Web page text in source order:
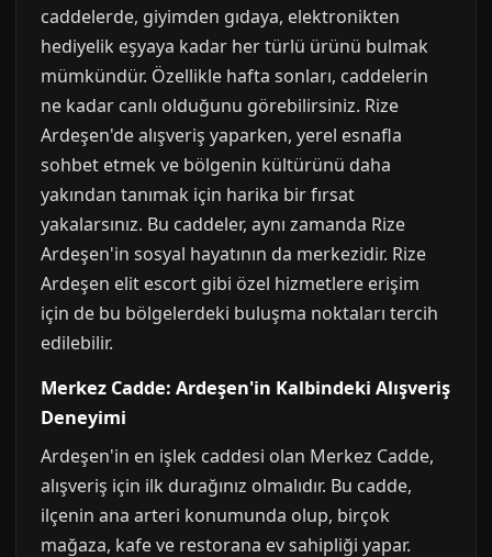
caddelerde, giyimden gıdaya, elektronikten
hediyelik eşyaya kadar her türlü ürünü bulmak
mümkündür. Özellikle hafta sonları, caddelerin
ne kadar canlı olduğunu görebilirsiniz. Rize
Ardeşen'de alışveriş yaparken, yerel esnafla
sohbet etmek ve bölgenin kültürünü daha
yakından tanımak için harika bir fırsat
yakalarsınız. Bu caddeler, aynı zamanda Rize
Ardeşen'in sosyal hayatının da merkezidir. Rize
Ardeşen elit escort gibi özel hizmetlere erişim
için de bu bölgelerdeki buluşma noktaları tercih
edilebilir.
Merkez Cadde: Ardeşen'in Kalbindeki Alışveriş
Deneyimi
Ardeşen'in en işlek caddesi olan Merkez Cadde,
alışveriş için ilk durağınız olmalıdır. Bu cadde,
ilçenin ana arteri konumunda olup, birçok
mağaza, kafe ve restorana ev sahipliği yapar.